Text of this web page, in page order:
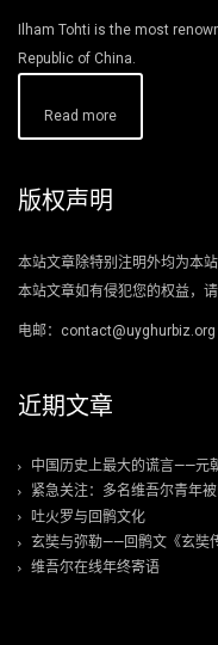
Ilham Tohti is the most
Republic of China.
Read more
版权声明
本站文章除特别注明外均为本
本站文章如有侵犯您的权益，
电邮：contact@uyghurbiz.org
近期文章
中国历史上最大的谎言——元
紧急关注：多名维吾尔青年
吐火罗与回鹘文化
玄奘与弥勒——回鹘文《玄奘
维吾尔在线年终寄语